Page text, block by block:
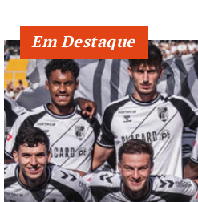
Quero ser Assinante
Em Destaque